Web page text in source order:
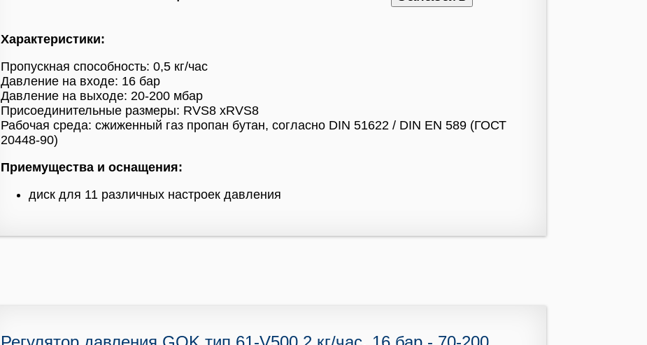
Характеристики:
Пропускная способность: 0,5 кг/час
Давление на входе: 16 бар
Давление на выходе: 20-200 мбар
Присоединительные размеры: RVS8 xRVS8
Рабочая среда: сжиженный газ пропан бутан, согласно DIN 51622 / DIN EN 589 (ГОСТ
20448-90)
Приемущества и оснащения:
диск для 11 различных настроек давления